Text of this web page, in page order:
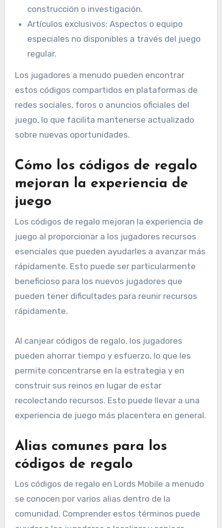
construcción o investigación.
Artículos exclusivos: Aspectos o equipo
especiales no disponibles a través del juego
regular.
Los jugadores a menudo pueden encontrar
estos códigos compartidos en plataformas de
redes sociales, foros o anuncios oficiales del
juego, lo que facilita mantenerse actualizado
sobre nuevas oportunidades.
Cómo los códigos de regalo
mejoran la experiencia de
juego
Los códigos de regalo mejoran la experiencia de
juego al proporcionar a los jugadores recursos
esenciales que pueden ayudarles a avanzar más
rápidamente. Esto puede ser particularmente
beneficioso para los nuevos jugadores que
pueden tener dificultades para reunir recursos
rápidamente.
Al canjear códigos de regalo, los jugadores
pueden ahorrar tiempo y esfuerzo, lo que les
permite concentrarse en la estrategia y en
construir sus reinos en lugar de estar
recolectando recursos. Esto puede llevar a una
experiencia de juego más placentera en general.
Alias comunes para los
códigos de regalo
Los códigos de regalo en Lords Mobile a menudo
se conocen por varios alias dentro de la
comunidad. Comprender estos términos puede